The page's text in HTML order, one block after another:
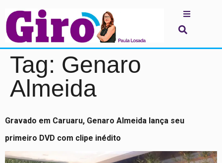
Tag: Genaro
Almeida
Gravado em Caruaru, Genaro Almeida lança seu
primeiro DVD com clipe inédito